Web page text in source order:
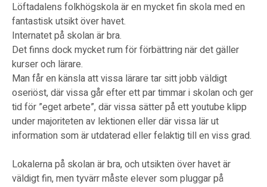
Löftadalens folkhögskola är en mycket fin skola med en
fantastisk utsikt över havet.
Internatet på skolan är bra.
Det finns dock mycket rum för förbättring när det gäller
kurser och lärare.
Man får en känsla att vissa lärare tar sitt jobb väldigt
oseriöst, där vissa går efter ett par timmar i skolan och ger
tid för ”eget arbete”, där vissa sätter på ett youtube klipp
under majoriteten av lektionen eller där vissa lär ut
information som är utdaterad eller felaktig till en viss grad.
Lokalerna på skolan är bra, och utsikten över havet är
väldigt fin, men tyvärr måste elever som pluggar på